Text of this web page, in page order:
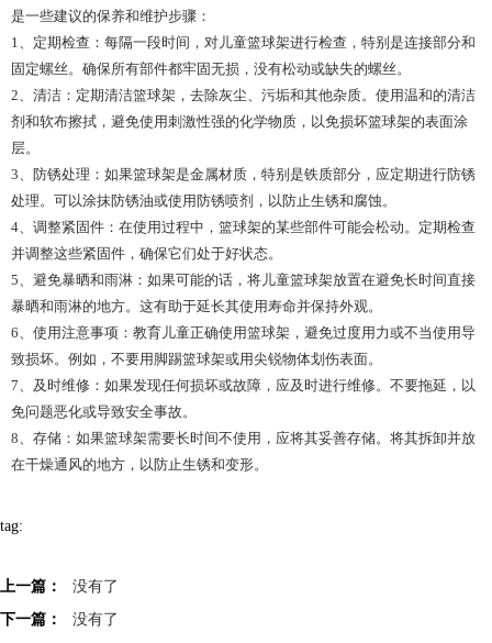
是一些建议的保养和维护步骤：
1、定期检查：每隔一段时间，对儿童篮球架进行检查，特别是连接部分和
固定螺丝。确保所有部件都牢固无损，没有松动或缺失的螺丝。
2、清洁：定期清洁篮球架，去除灰尘、污垢和其他杂质。使用温和的清洁
剂和软布擦拭，避免使用刺激性强的化学物质，以免损坏篮球架的表面涂
层。
3、防锈处理：如果篮球架是金属材质，特别是铁质部分，应定期进行防锈
处理。可以涂抹防锈油或使用防锈喷剂，以防止生锈和腐蚀。
4、调整紧固件：在使用过程中，篮球架的某些部件可能会松动。定期检查
并调整这些紧固件，确保它们处于好状态。
5、避免暴晒和雨淋：如果可能的话，将儿童篮球架放置在避免长时间直接
暴晒和雨淋的地方。这有助于延长其使用寿命并保持外观。
6、使用注意事项：教育儿童正确使用篮球架，避免过度用力或不当使用导
致损坏。例如，不要用脚踢篮球架或用尖锐物体划伤表面。
7、及时维修：如果发现任何损坏或故障，应及时进行维修。不要拖延，以
免问题恶化或导致安全事故。
8、存储：如果篮球架需要长时间不使用，应将其妥善存储。将其拆卸并放
在干燥通风的地方，以防止生锈和变形。
tag:
上一篇：
没有了
下一篇：
没有了